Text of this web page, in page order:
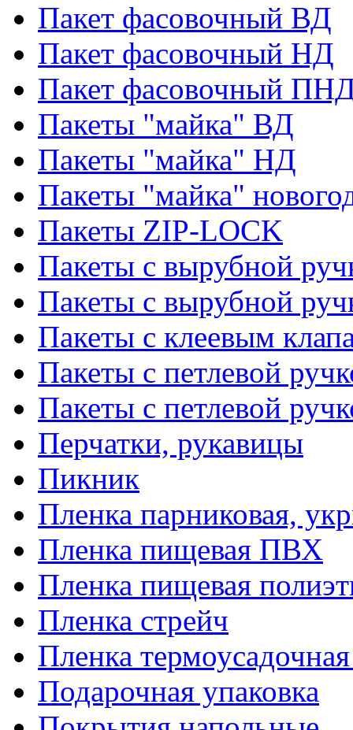
Пакет фасовочный ВД
Пакет фасовочный НД
Пакет фасовочный
Пакеты "майка" ВД
Пакеты "майка" НД
Пакеты "майка"
Пакеты ZIP-LOCK
Пакеты с вырубной
Пакеты с вырубной
Пакеты с клеевым
Пакеты с петлевой
Пакеты с петлевой
Перчатки, рукавицы
Пикник
Пленка парниковая,
Пленка пищевая ПВХ
Пленка пищевая
Пленка стрейч
Пленка
Подарочная упаковка